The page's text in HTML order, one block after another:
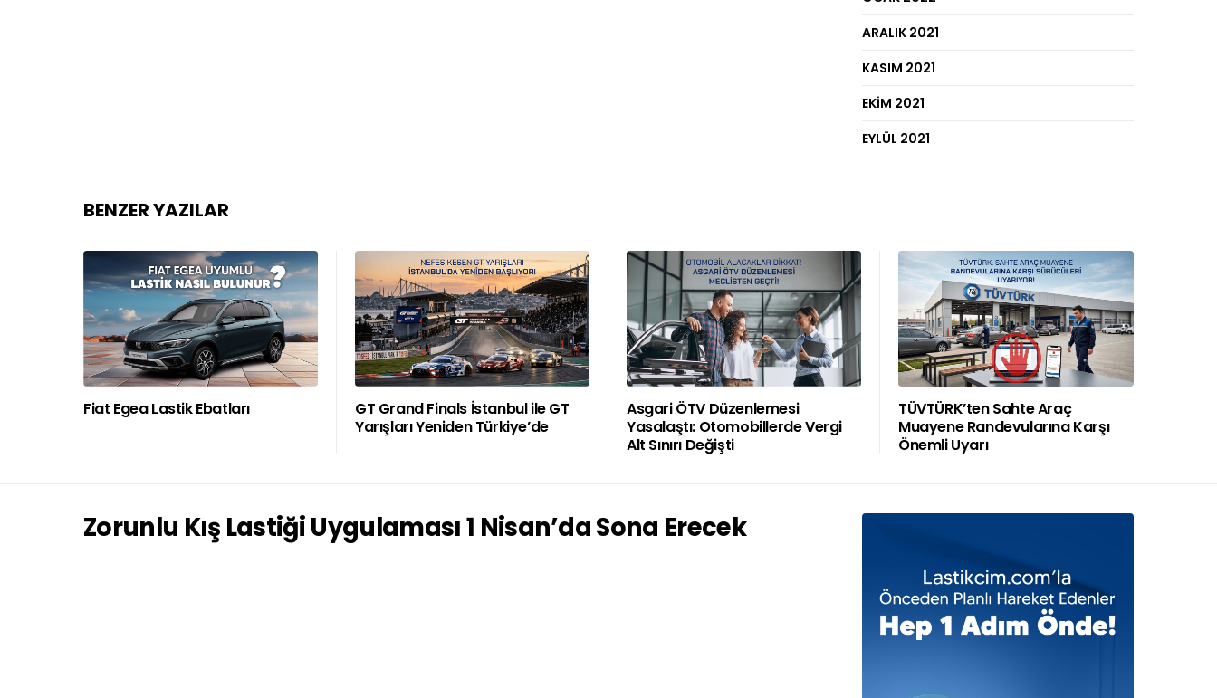
ARALIK 2021
KASIM 2021
EKIM 2021
EYLÜL 2021
BENZER YAZILAR
Fiat Egea Lastik Ebatları
GT Grand Finals İstanbul ile GT
Yarışları Yeniden Türkiye’de
Asgari ÖTV Düzenlemesi
Yasalaştı: Otomobillerde Vergi
Alt Sınırı Değişti
TÜVTÜRK’ten Sahte Araç
Muayene Randevularına Karşı
Önemli Uyarı
Zorunlu Kış Lastiği Uygulaması 1 Nisan’da Sona Erecek